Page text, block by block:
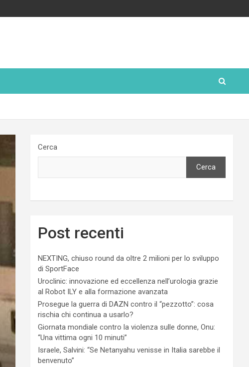
Cerca
Cerca
Post recenti
NEXTING, chiuso round da oltre 2 milioni per lo sviluppo
di SportFace
Uroclinic: innovazione ed eccellenza nell’urologia grazie
al Robot ILY e alla formazione avanzata
Prosegue la guerra di DAZN contro il “pezzotto”: cosa
rischia chi continua a usarlo?
Giornata mondiale contro la violenza sulle donne, Onu:
“Una vittima ogni 10 minuti”
Israele, Salvini: “Se Netanyahu venisse in Italia sarebbe il
benvenuto”